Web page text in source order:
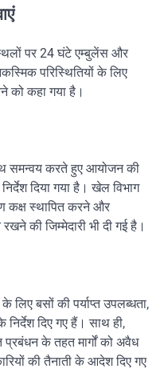
पर 24 घंटे एम्बुलेंस और
परिस्थितियों के लिए
को कहा गया है।
समन्वय करते हुए आयोजन की
दिया गया है। खेल विभाग
कक्ष स्थापित करने और
की जिम्मेदारी भी दी गई है।
लिए बसों की पर्याप्त उपलब्धता,
दिए गए हैं। साथ ही,
प्रबंधन के तहत मार्गों को अवैध
की तैनाती के आदेश दिए गए